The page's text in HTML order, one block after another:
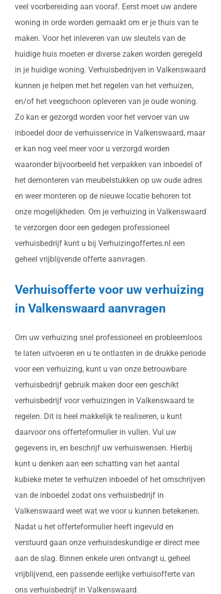
veel voorbereiding aan vooraf. Eerst moet uw andere
woning in orde worden gemaakt om er je thuis van te
maken. Voor het inleveren van uw sleutels van de
huidige huis moeten er diverse zaken worden geregeld
in je huidige woning. Verhuisbedrijven in Valkenswaard
kunnen je helpen met het regelen van het verhuizen,
en/of het veegschoon opleveren van je oude woning.
Zo kan er gezorgd worden voor het vervoer van uw
inboedel door de verhuisservice in Valkenswaard, maar
er kan nog veel meer voor u verzorgd worden
waaronder bijvoorbeeld het verpakken van inboedel of
het demonteren van meubelstukken op uw oude adres
en weer monteren op de nieuwe locatie behoren tot
onze mogelijkheden. Om je verhuizing in Valkenswaard
te verzorgen door een gedegen professioneel
verhuisbedrijf kunt u bij Verhuizingoffertes.nl een
geheel vrijblijvende offerte aanvragen.
Verhuisofferte voor uw verhuizing
in Valkenswaard aanvragen
Om uw verhuizing snel professioneel en probleemloos
te laten uitvoeren en u te ontlasten in de drukke periode
voor een verhuizing, kunt u van onze betrouwbare
verhuisbedrijf gebruik maken door een geschikt
verhuisbedrijf voor verhuizingen in Valkenswaard te
regelen. Dit is heel makkelijk te realiseren, u kunt
daarvoor ons offerteformulier in vullen. Vul uw
gegevens in, en beschrijf uw verhuiswensen. Hierbij
kunt u denken aan een schatting van het aantal
kubieke meter te verhuizen inboedel of het omschrijven
van de inboedel zodat ons verhuisbedrijf in
Valkenswaard weet wat we voor u kunnen betekenen.
Nadat u het offerteformulier heeft ingevuld en
verstuurd gaan onze verhuisdeskundige er direct mee
aan de slag. Binnen enkele uren ontvangt u, geheel
vrijblijvend, een passende eerlijke verhuisofferte van
ons verhuisbedrijf in Valkenswaard.